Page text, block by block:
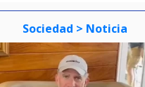
Sociedad > Noticia